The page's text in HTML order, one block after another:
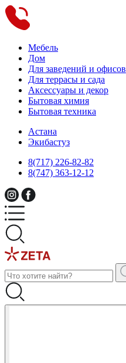
Мебель
Дом
Для заведений и офисов
Для террасы и сада
Аксессуары и декор
Бытовая химия
Бытовая техника
Астана
Экибастуз
8(717) 226-82-82
8(747) 363-12-12